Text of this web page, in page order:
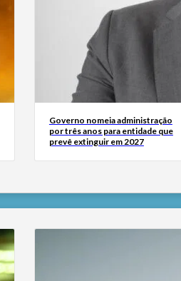
Governo nomeia administração
por três anos para entidade que
prevê extinguir em 2027